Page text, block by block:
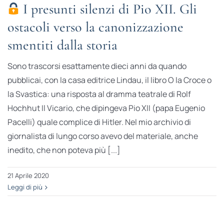
I presunti silenzi di Pio XII. Gli
ostacoli verso la canonizzazione
smentiti dalla storia
Sono trascorsi esattamente dieci anni da quando
pubblicai, con la casa editrice Lindau, il libro O la Croce o
la Svastica: una risposta al dramma teatrale di Rolf
Hochhut Il Vicario, che dipingeva Pio XII (papa Eugenio
Pacelli) quale complice di Hitler. Nel mio archivio di
giornalista di lungo corso avevo del materiale, anche
inedito, che non poteva più [...]
21 Aprile 2020
Leggi di più